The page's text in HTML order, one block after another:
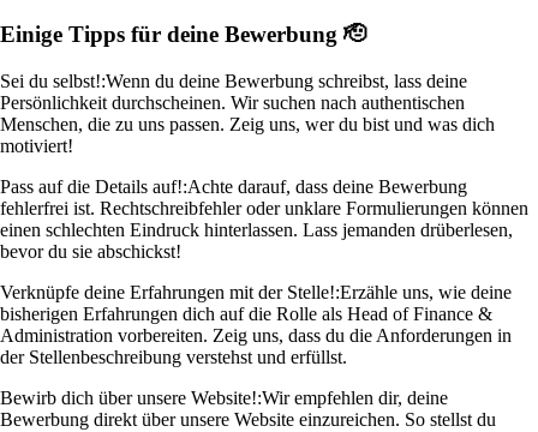
Einige Tipps für deine Bewerbung 🫡
Sei du selbst!:Wenn du deine Bewerbung schreibst, lass deine
Persönlichkeit durchscheinen. Wir suchen nach authentischen
Menschen, die zu uns passen. Zeig uns, wer du bist und was dich
motiviert!
Pass auf die Details auf!:Achte darauf, dass deine Bewerbung
fehlerfrei ist. Rechtschreibfehler oder unklare Formulierungen können
einen schlechten Eindruck hinterlassen. Lass jemanden drüberlesen,
bevor du sie abschickst!
Verknüpfe deine Erfahrungen mit der Stelle!:Erzähle uns, wie deine
bisherigen Erfahrungen dich auf die Rolle als Head of Finance &
Administration vorbereiten. Zeig uns, dass du die Anforderungen in
der Stellenbeschreibung verstehst und erfüllst.
Bewirb dich über unsere Website!:Wir empfehlen dir, deine
Bewerbung direkt über unsere Website einzureichen. So stellst du